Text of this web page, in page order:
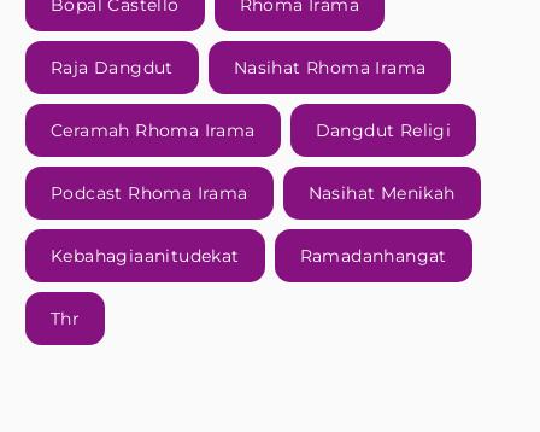
Bopal Castello Rhoma Irama
Raja Dangdut Nasihat Rhoma Irama
Ceramah Rhoma Irama Dangdut Religi
Podcast Rhoma Irama Nasihat Menikah
Kebahagiaanitudekat Ramadanhangat
Thr